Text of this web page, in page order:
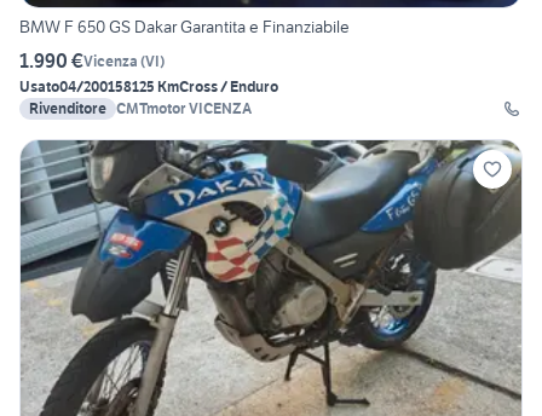
BMW F 650 GS Dakar Garantita e Finanziabile
1.990 €Vicenza (VI)
Usato04/200158125 KmCross / Enduro
Rivenditore CMTmotor VICENZA